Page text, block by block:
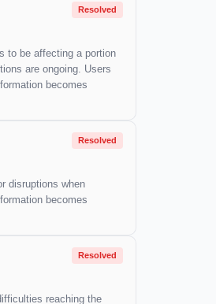
Resolved
to be affecting a portion
are ongoing. Users
becomes
Resolved
disruptions when
becomes
Resolved
reaching the